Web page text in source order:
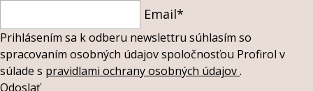
Email*
Prihlásením sa k odberu newslettru súhlasím so
spracovaním osobných údajov spoločnosťou Profirol v
súlade s pravidlami ochrany osobných údajov.
Odoslať